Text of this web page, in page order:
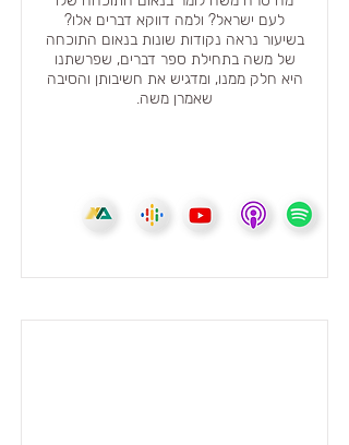
לעם ישראל? ולמה דווקא דברים אלו?
בשיעור נראה נקודות שונות בנאום התוכחה
של משה בתחילת ספר דברים, שפרשתנו
היא חלק ממנו, ומדגיש את חשיבותן והסיבה
שאמרן משה.